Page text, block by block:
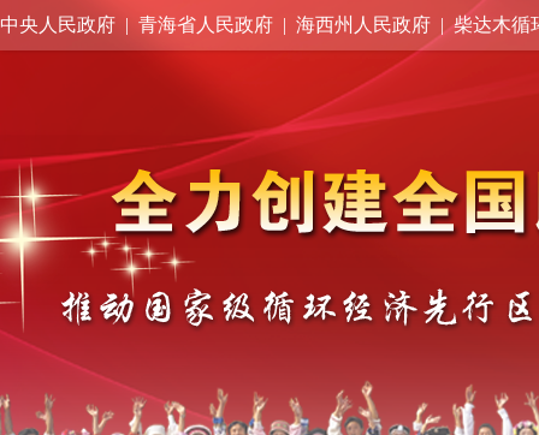
中央人民政府 | 青海省人民政府 | 海西州人民政府 |柴达木循